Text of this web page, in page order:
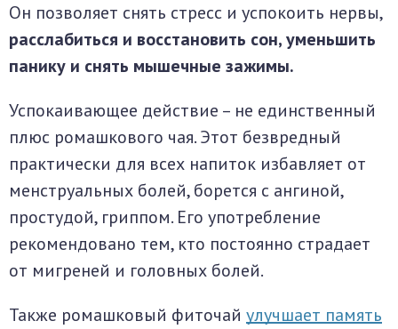
Он позволяет снять стресс и успокоить нервы,
расслабиться и восстановить сон, уменьшить
панику и снять мышечные зажимы.
Успокаивающее действие – не единственный
плюс ромашкового чая. Этот безвредный
практически для всех напиток избавляет от
менструальных болей, борется с ангиной,
простудой, гриппом. Его употребление
рекомендовано тем, кто постоянно страдает
от мигреней и головных болей.
Также ромашковый фиточай улучшает память